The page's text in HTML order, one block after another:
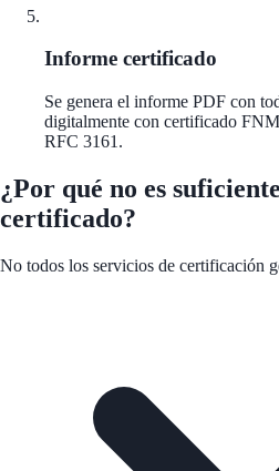
Informe certificado
Se genera el informe PDF con
digitalmente con certificado
RFC 3161.
¿Por qué no es
certificado?
No todos los servicios de certificación